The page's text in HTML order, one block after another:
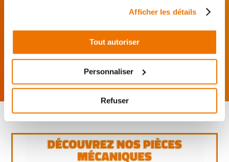
Afficher les détails
Tout autoriser
Personnaliser
Refuser
Mes pièces sont livrées et
montées chez le partenaire.
Rechercher par...